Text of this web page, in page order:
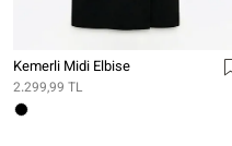
Kemerli Midi Elbise
2.299,99 TL